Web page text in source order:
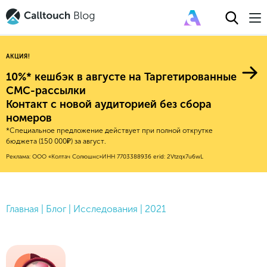
Авторитейл
Финансы
Е-коммерс
Услуги
2025
2024
2021
2019
Новые продукты
Эксплейнеры
Обновления продуктов Calltouch
Calltouch
Индекс здоровья российского
Mental Health
Аналитика
Финансы и бухгалтерия
Callday
MeetUp
АКЦИЯ!
10%* кешбэк в августе на Таргетированные
СМС-рассылки
Контакт с новой аудиторией без сбора
номеров
*Специальное предложение действует при полной открутке
бюджета (150 000₽) за август.
Реклама: ООО «Колтач Солюшнс»ИНН 7703388936 erid: 2Vtzqx7u6wL
Главная Блог Исследования 2021